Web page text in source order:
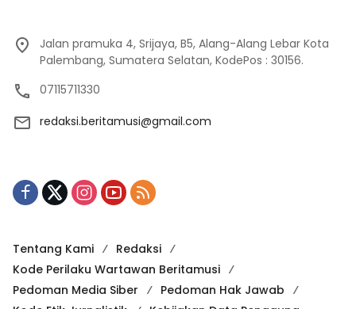
Jalan pramuka 4, Srijaya, B5, Alang-Alang Lebar Kota
Palembang, Sumatera Selatan, KodePos : 30156.
07115711330
redaksi.beritamusi@gmail.com
Tentang Kami
Redaksi
Kode Perilaku Wartawan Beritamusi
Pedoman Media Siber
Pedoman Hak Jawab